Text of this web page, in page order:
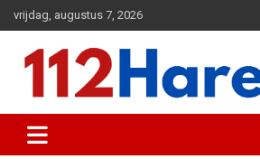
naar
inhoud
vrijdag, augustus 7, 2026
112 Haren.nl